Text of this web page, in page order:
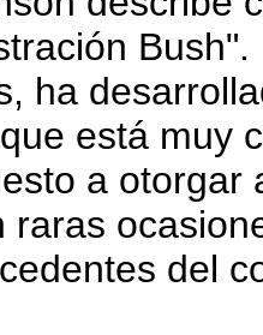
ha
está muy
a otorgar
raras
del